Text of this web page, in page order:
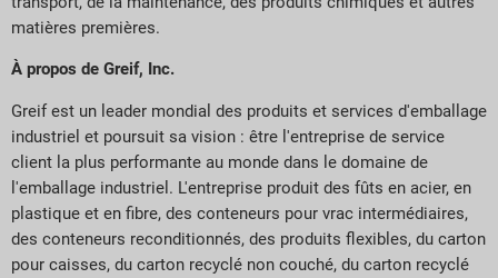
matières premières.
À propos de Greif, Inc.
Greif est un leader mondial des produits et services d'emballage
industriel et poursuit sa vision : être l'entreprise de service
client la plus performante au monde dans le domaine de
l'emballage industriel. L'entreprise produit des fûts en acier, en
plastique et en fibre, des conteneurs pour vrac intermédiaires,
des conteneurs reconditionnés, des produits flexibles, du carton
pour caisses, du carton recyclé non couché, du carton recyclé